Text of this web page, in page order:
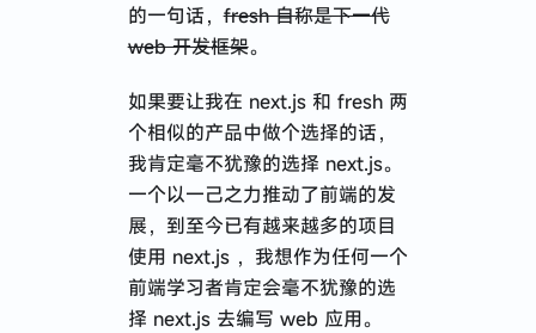
的一句话，fresh 自称是下一代
web 开发框架。
如果要让我在 next.js 和 fresh 两
个相似的产品中做个选择的话，
我肯定毫不犹豫的选择 next.js。
一个以一己之力推动了前端的发
展，到至今已有越来越多的项目
使用 next.js ，我想作为任何一个
前端学习者肯定会毫不犹豫的选
择 next.js 去编写 web 应用。